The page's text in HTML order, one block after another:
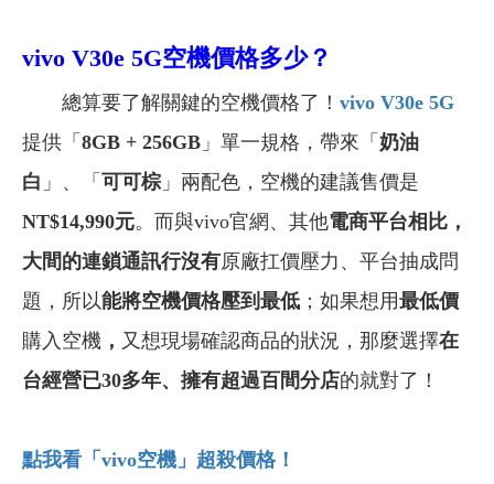
vivo V30e 5G空機價格多少？
總算要了解關鍵的空機價格了！ vivo V30e 5G
提供「 8GB + 256GB 」單一規格，帶來「 奶油
白 」、「 可可棕 」兩配色，空機的建議售價是
NT$14,990元。而與vivo官網、其他電商平台相比，
大間的連鎖通訊行沒有原廠扛價壓力、平台抽成問
題，所以能將空機價格壓到最低 ；如果想用最低價
購入空機 ， 又想現場確認商品的狀況，那麼選擇在
台經營已30多年、 擁有超過百間分店的就對了！
點我看「vivo空機」超殺價格！